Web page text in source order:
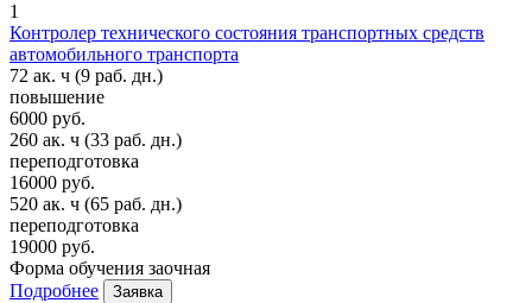
1
Контролер технического состояния транспортных средств
автомобильного транспорта
72 ак. ч (9 раб. дн.)
повышение
6000 руб.
260 ак. ч (33 раб. дн.)
переподготовка
16000 руб.
520 ак. ч (65 раб. дн.)
переподготовка
19000 руб.
Форма обучения заочная
Подробнее
Заявка